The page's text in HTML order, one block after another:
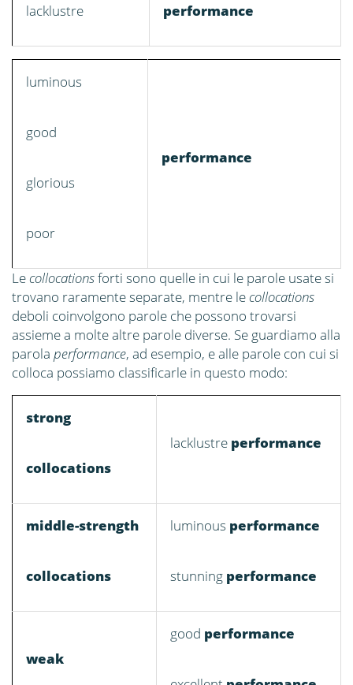
lacklustre performance
luminous
good
glorious
poor
performance
Lecollocationsforti sono quelle in cui le parole usate si
trovano raramente separate, mentre lecollocations
deboli coinvolgono parole che possono trovarsi
assieme a molte altre parole diverse. Se guardiamo alla
parola performance, ad esempio, e alle parole con cui si
colloca possiamo classificarle in questo modo:
strong
collocations
lacklustre performance
middle-strength
collocations
luminous performance
stunning performance
weak
good performance